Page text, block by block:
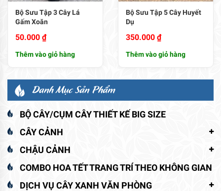
Bộ Sưu Tập 3 Cây Lá
Gấm Xoăn
50.000 ₫
Thêm vào giỏ hàng
Bộ Sưu Tập 5 Cây Huyết
Dụ
350.000 ₫
Thêm vào giỏ hàng
Danh Mục Sản Phẩm
BỘ CÂY/CỤM CÂY THIẾT KẾ BIG SIZE
CÂY CẢNH
CHẬU CẢNH
COMBO HOA TẾT TRANG TRÍ THEO KHÔNG GIAN
DỊCH VỤ CÂY XANH VĂN PHÒNG